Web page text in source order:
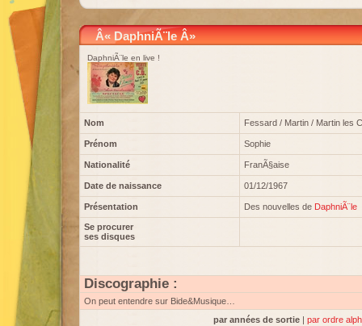
Â« DaphniÃ¨le Â»
DaphniÃ¨le en live !
Nom Fessard / Martin / Martin les
Prénom Sophie
Nationalité FranÃ§aise
Date de naissance 01/12/1967
Présentation Des nouvelles de DaphniÃ¨le
Se procurer
ses disques
Discographie :
On peut entendre sur Bide&Musique…
par années de sortie | par ordre